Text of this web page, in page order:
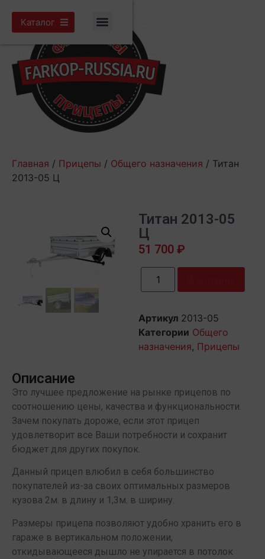
Каталог
Главная / Прицепы / Общего назначения / Титан
2013-05 Ц
Титан 2013-05
Ц
51 700 ₽
Артикул 2013-05
Категории Общего
назначения, Прицепы
Описание
Это лучшее предложение на рынке прицепов по
соотношению цены, качества и функциональности.
Зачем покупать дороже, если этот прицеп
удовлетворит все Ваши потребности и сохранит
бюджет для других покупок.
Данный прицеп влюбил в себя большинство
покупателей из-за своих оптимальных размеров
кузова 2м. в длину и 1,3м. в ширину.
Размеры прицепа позволяют удобно хранить его в
гараже в вертикальном положении,
откидывающееся дышло не упирается в потолок